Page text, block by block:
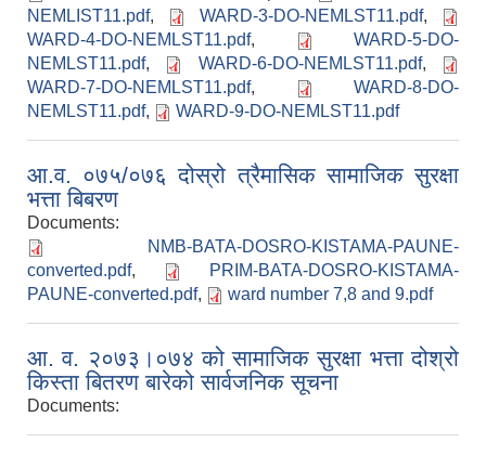
NEMLIST11.pdf, WARD-3-DO-NEMLST11.pdf,
WARD-4-DO-NEMLST11.pdf,
WARD-5-DO-
NEMLST11.pdf, WARD-6-DO-NEMLST11.pdf,
WARD-7-DO-NEMLST11.pdf,
WARD-8-DO-
NEMLST11.pdf, WARD-9-DO-NEMLST11.pdf
आ.व. ०७५/०७६ दोस्रो त्रैमासिक सामाजिक सुरक्षा
भत्ता बिबरण
Documents:
NMB-BATA-DOSRO-KISTAMA-PAUNE-
converted.pdf,
PRIM-BATA-DOSRO-KISTAMA-
PAUNE-converted.pdf, ward number 7,8 and 9.pdf
आ. व. २०७३।०७४ को सामाजिक सुरक्षा भत्ता दोश्रो
किस्ता बितरण बारेको सार्वजनिक सूचना
Documents: